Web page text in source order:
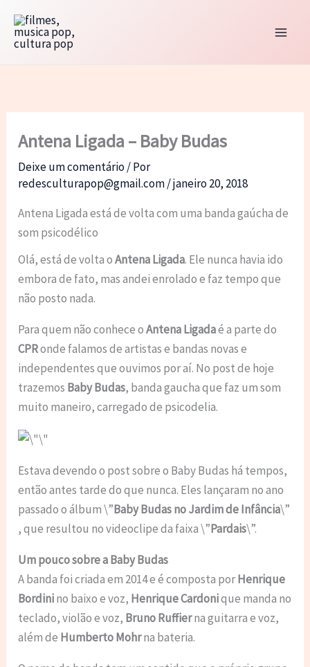
para
Antena Ligada – Baby Budas
Deixe um comentário/ Por
redesculturapop@gmail.com/janeiro 20, 2018
Antena Ligada está de volta com uma banda gaúcha de
som psicodélico
Olá, está de volta oAntena Ligada. Ele nunca havia ido
embora de fato, mas andei enrolado e faz tempo que
não posto nada.
Para quem não conhece oAntena Ligadaé a parte do
CPRonde falamos de artistas e bandas novas e
independentes que ouvimos por aí. No post de hoje
trazemos Baby Budas, banda gaucha que faz um som
muito maneiro, carregado de psicodelia.
Estava devendo o post sobre o Baby Budas há tempos,
então antes tarde do que nunca. Eles lançaram no ano
passado o álbum \”Baby Budas no Jardim de Infância\”
, que resultou no videoclipe da faixa \”Pardais\”.
Um pouco sobre a Baby Budas
A banda foi criada em 2014 e é composta porHenrique
Bordinino baixo e voz, Henrique Cardonique manda no
teclado, violão e voz, Bruno Ruffierna guitarra e voz,
além de Humberto Mohrna bateria.